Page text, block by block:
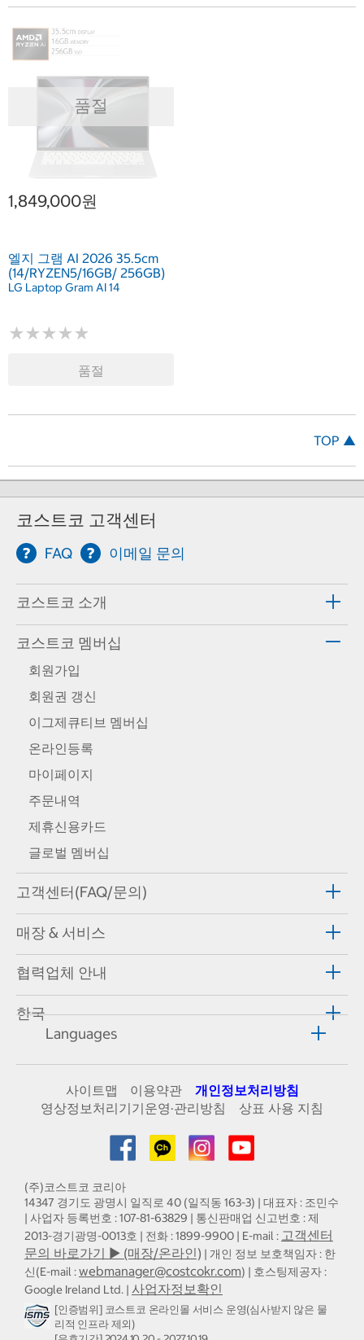
품절
1,849,000원
엘지 그램 AI 2026 35.5cm
(14/RYZEN5/16GB/ 256GB)
LG Laptop Gram AI 14
★★★★★
★★★★★
품절
TOP ▲
코스트코 고객센터
FAQ 이메일 문의
코스트코 소개
코스트코 멤버십
회원가입
회원권 갱신
이그제큐티브 멤버십
온라인등록
마이페이지
주문내역
제휴신용카드
글로벌 멤버십
고객센터(FAQ/문의)
매장 & 서비스
협력업체 안내
한국
Languages
사이트맵 이용약관
개인정보처리방침
영상정보처리기기운영·관리방침
상표 사용 지침
(주)코스트코 코리아
14347 경기도 광명시 일직로 40 (일직동 163-3) | 대표자 : 조민수
| 사업자 등록번호 : 107-81-63829 | 통신판매업 신고번호 : 제
2013-경기광명-0013호 | 전화 : 1899-9900 | E-mail : 고객센터
문의 바로가기 ▶ (매장/온라인) | 개인 정보 보호책임자 : 한
신(E-mail :webmanager@costcokr.com) | 호스팅제공자 :
Google Ireland Ltd. | 사업자정보확인
[인증범위] 코스트코 온라인몰 서비스 운영(심사받지 않은 물
리적 인프라 제외)